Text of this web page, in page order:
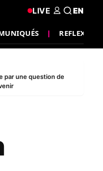
LIVE EN
par une question de